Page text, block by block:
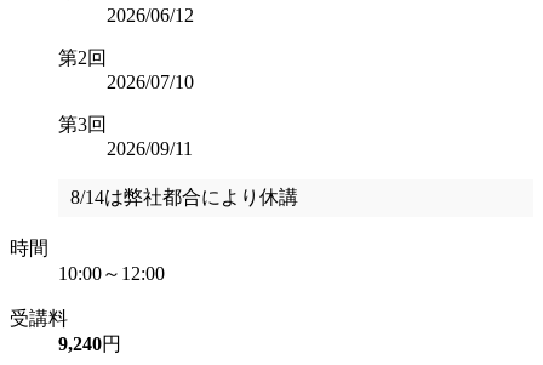
2026/06/12
第2回
2026/07/10
第3回
2026/09/11
8/14は弊社都合により休講
時間
10:00～12:00
受講料
9,240円